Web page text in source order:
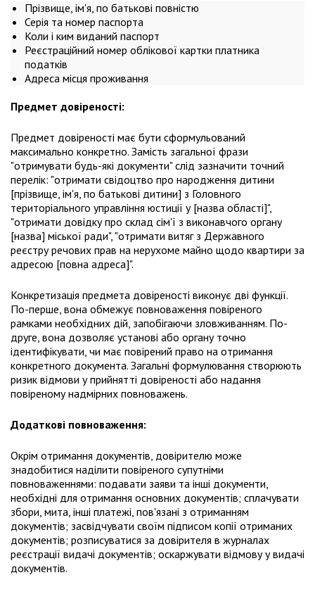
Прізвище, ім'я, по батькові повністю
Серія та номер паспорта
Коли і ким виданий паспорт
Реєстраційний номер облікової картки платника
податків
Адреса місця проживання
Предмет довіреності:
Предмет довіреності має бути сформульований
максимально конкретно. Замість загальної фрази
"отримувати будь-які документи" слід зазначити точний
перелік: "отримати свідоцтво про народження дитини
[прізвище, ім'я, по батькові дитини] з Головного
територіального управління юстиції у [назва області]",
"отримати довідку про склад сім'ї з виконавчого органу
[назва] міської ради", "отримати витяг з Державного
реєстру речових прав на нерухоме майно щодо квартири за
адресою [повна адреса]".
Конкретизація предмета довіреності виконує дві функції.
По-перше, вона обмежує повноваження повіреного
рамками необхідних дій, запобігаючи зловживанням. По-
друге, вона дозволяє установі або органу точно
ідентифікувати, чи має повірений право на отримання
конкретного документа. Загальні формулювання створюють
ризик відмови у прийнятті довіреності або надання
повіреному надмірних повноважень.
Додаткові повноваження:
Окрім отримання документів, довірителю може
знадобитися наділити повіреного супутніми
повноваженнями: подавати заяви та інші документи,
необхідні для отримання основних документів; сплачувати
збори, мита, інші платежі, пов'язані з отриманням
документів; засвідчувати своїм підписом копії отриманих
документів; розписуватися за довірителя в журналах
реєстрації видачі документів; оскаржувати відмову у видачі
документів.